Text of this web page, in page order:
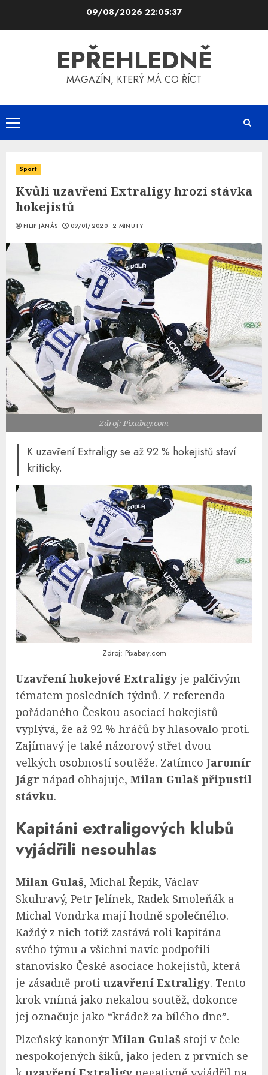
09/08/2026 22:05:38
EPŘEHLEDNĚ
MAGAZÍN, KTERÝ MÁ CO ŘÍCT
Primary
Menu
Sport
Kvůli uzavření Extraligy hrozí stávka
hokejistů
FILIP JANÁS 09/01/2020 2 MINUTY
Zdroj: Pixabay.com
K uzavření Extraligy se až 92 % hokejistů staví
kriticky.
Zdroj: Pixabay.com
Uzavření hokejové Extraligy je palčivým
tématem posledních týdnů. Z referenda
pořádaného Českou asociací hokejistů
vyplývá, že až 92 % hráčů by hlasovalo proti.
Zajímavý je také názorový střet dvou
velkých osobností soutěže. Zatímco Jaromír
Jágr nápad obhajuje, Milan Gulaš připustil
stávku.
Kapitáni extraligových klubů
vyjádřili nesouhlas
Milan Gulaš, Michal Řepík, Václav
Skuhravý, Petr Jelínek, Radek Smoleňák a
Michal Vondrka mají hodně společného.
Každý z nich totiž zastává roli kapitána
svého týmu a všichni navíc podpořili
stanovisko České asociace hokejistů, která
je zásadně proti uzavření Extraligy. Tento
krok vnímá jako nekalou soutěž, dokonce
jej označuje jako “krádež za bílého dne”.
Plzeňský kanonýr Milan Gulaš stojí v čele
nespokojených šiků, jako jeden z prvních se